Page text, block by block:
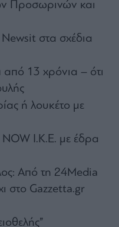
Προσωρινών και
Newsit στα σχέδια
13 χρόνια – ότι
ή λουκέτο με
Ι.Κ.Ε. με έδρα
Από τη 24Media
στο Gazzetta.gr